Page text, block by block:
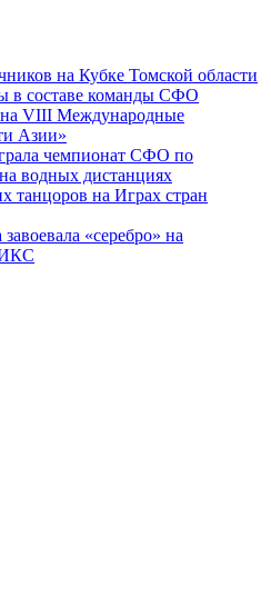
на Кубке Томской области
в составе команды СФО
на VIII Международные
Азии»
чемпионат СФО по
водных дистанциях
танцоров на Играх стран
«серебро» на